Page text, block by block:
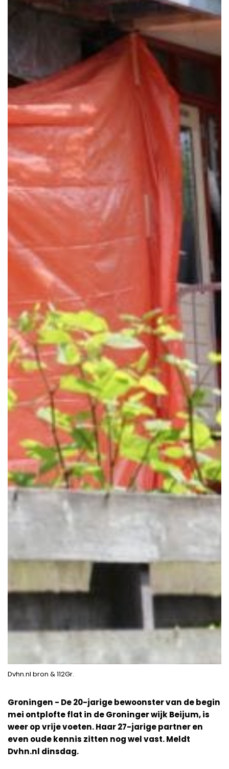
Dvhn.nl bron & 112Gr.
Groningen - De 20-jarige bewoonster van de begin
mei ontplofte flat in de Groninger wijk Beijum, is
weer op vrije voeten. Haar 27-jarige partner en
even oude kennis zitten nog wel vast. Meldt
Dvhn.nl dinsdag.